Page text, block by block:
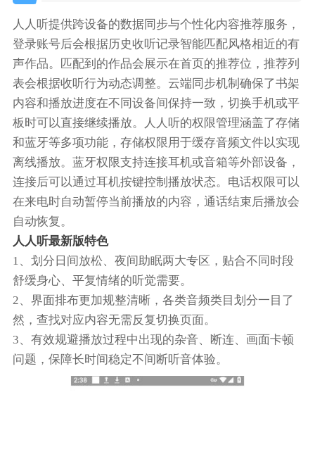
人人听提供跨设备的数据同步与个性化内容推荐服务，
登录账号后会根据历史收听记录智能匹配风格相近的有
声作品。匹配到的作品会展示在首页的推荐位，推荐列
表会根据收听行为动态调整。云端同步机制确保了书架
内容和播放进度在不同设备间保持一致，切换手机或平
板时可以直接继续播放。人人听的权限管理涵盖了存储
和蓝牙等多项功能，存储权限用于缓存音频文件以实现
离线播放。蓝牙权限支持连接耳机或音箱等外部设备，
连接后可以通过耳机按键控制播放状态。电话权限可以
在来电时自动暂停当前播放的内容，通话结束后播放会
自动恢复。
人人听最新版特色
1、划分日间放松、夜间助眠两大专区，贴合不同时段
舒缓身心、平复情绪的听觉需要。
2、界面排布更加规整清晰，各类音频类目划分一目了
然，查找对应内容无需反复切换页面。
3、有效规避播放过程中出现的杂音、断连、画面卡顿
问题，保障长时间稳定不间断听音体验。